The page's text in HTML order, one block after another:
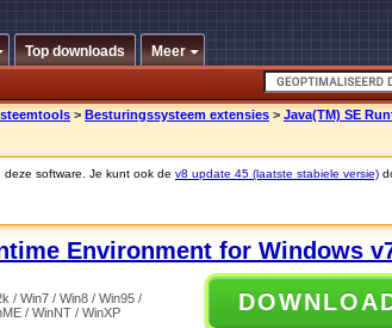
Top downloads Meer
> Besturingssysteem extensies > Java(TM) SE
software. Je kunt ook de v8 update 45 (laatste stabiele versie)
Environment for Windows
/ Win7 / Win8 / Win95 /
/ WinNT / WinXP